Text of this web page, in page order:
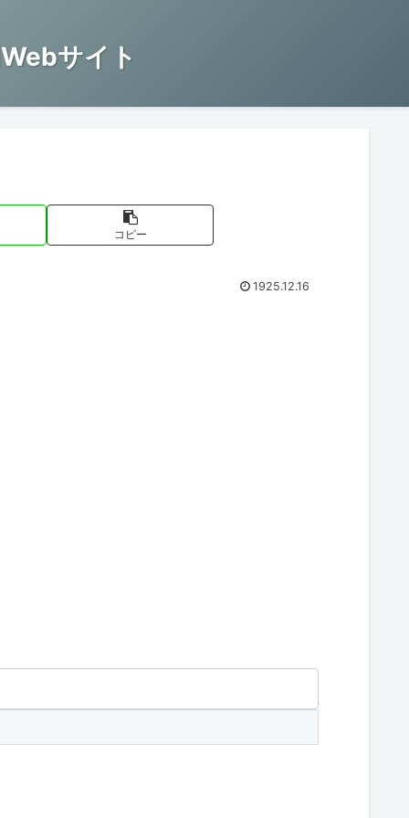
サイト
コピー
1925.12.16